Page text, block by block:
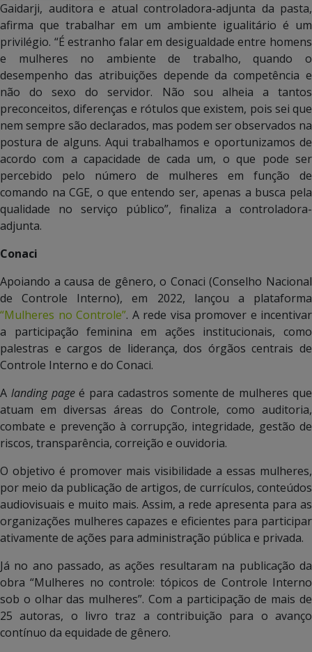
Gaidarji, auditora e atual controladora-adjunta da pasta,
afirma que trabalhar em um ambiente igualitário é um
privilégio. “É estranho falar em desigualdade entre homens
e mulheres no ambiente de trabalho, quando o
desempenho das atribuições depende da competência e
não do sexo do servidor. Não sou alheia a tantos
preconceitos, diferenças e rótulos que existem, pois sei que
nem sempre são declarados, mas podem ser observados na
postura de alguns. Aqui trabalhamos e oportunizamos de
acordo com a capacidade de cada um, o que pode ser
percebido pelo número de mulheres em função de
comando na CGE, o que entendo ser, apenas a busca pela
qualidade no serviço público”, finaliza a controladora-
adjunta.
Conaci
Apoiando a causa de gênero, o Conaci (Conselho Nacional
de Controle Interno), em 2022, lançou a plataforma
“Mulheres no Controle”. A rede visa promover e incentivar
a participação feminina em ações institucionais, como
palestras e cargos de liderança, dos órgãos centrais de
Controle Interno e do Conaci.
A landing pageé para cadastros somente de mulheres que
atuam em diversas áreas do Controle, como auditoria,
combate e prevenção à corrupção, integridade, gestão de
riscos, transparência, correição e ouvidoria.
O objetivo é promover mais visibilidade a essas mulheres,
por meio da publicação de artigos, de currículos, conteúdos
audiovisuais e muito mais. Assim, a rede apresenta para as
organizações mulheres capazes e eficientes para participar
ativamente de ações para administração pública e privada.
Já no ano passado, as ações resultaram na publicação da
obra “Mulheres no controle: tópicos de Controle Interno
sob o olhar das mulheres”. Com a participação de mais de
25 autoras, o livro traz a contribuição para o avanço
contínuo da equidade de gênero.